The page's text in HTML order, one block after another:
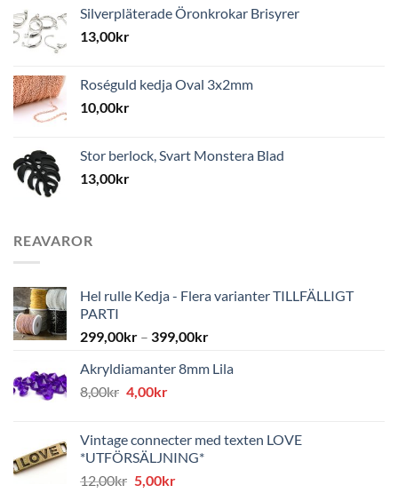
Silverpläterade Öronkrokar Brisyrer
13,00kr
Roséguld kedja Oval 3x2mm
10,00kr
Stor berlock, Svart Monstera Blad
13,00kr
REAVAROR
Hel rulle Kedja - Flera varianter TILLFÄLLIGT
PARTI
299,00kr – 399,00kr
Akryldiamanter 8mm Lila
8,00kr Det
var:
8,00kr.
4,00krDet
är:
4,00kr.
Vintage connecter med texten LOVE
*UTFÖRSÄLJNING*
12,00kr Det
5,00krDet